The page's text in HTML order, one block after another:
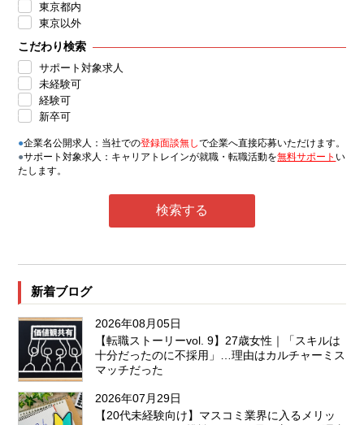
東京都内
東京以外
こだわり検索
サポート対象求人
未経験可
経験可
新卒可
●企業名公開求人：当社での登録面談無しで企業へ直接応募いただけます。
●サポート対象求人：キャリアトレインが就職・転職活動を無料サポート い
たします。
新着ブログ
2026年08月05日
【転職ストーリーvol. 9】27歳女性｜「スキルは
十分だったのに不採用」…理由はカルチャーミス
マッチだった
2026年07月29日
【20代未経験向け】マスコミ業界に入るメリッ